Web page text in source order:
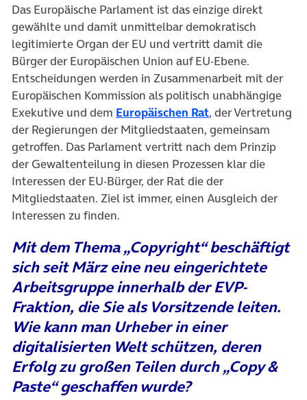
Das Europäische Parlament ist das einzige direkt
gewählte und damit unmittelbar demokratisch
legitimierte Organ der EU und vertritt damit die
Bürger der Europäischen Union auf EU-Ebene.
Entscheidungen werden in Zusammenarbeit mit der
Europäischen Kommission als politisch unabhängige
Exekutive und dem Europäischen Rat(öffnet in neuem
, der Vertretung
der Regierungen der Mitgliedstaaten, gemeinsam
getroffen. Das Parlament vertritt nach dem Prinzip
der Gewaltenteilung in diesen Prozessen klar die
Interessen der EU-Bürger, der Rat die der
Mitgliedstaaten. Ziel ist immer, einen Ausgleich der
Interessen zu finden.
Mit dem Thema „Copyright“ beschäftigt
sich seit März eine neu eingerichtete
Arbeitsgruppe innerhalb der EVP-
Fraktion, die Sie als Vorsitzende leiten.
Wie kann man Urheber in einer
digitalisierten Welt schützen, deren
Erfolg zu großen Teilen durch „Copy &
Paste“ geschaffen wurde?